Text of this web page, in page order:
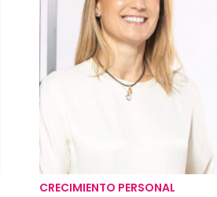
CRECIMIENTO PERSONAL